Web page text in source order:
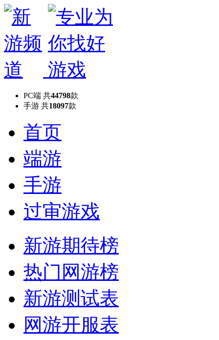
PC端 共44798款
手游 共18097款
首页
端游
手游
过审游戏
新游期待榜
热门网游榜
新游测试表
网游开服表